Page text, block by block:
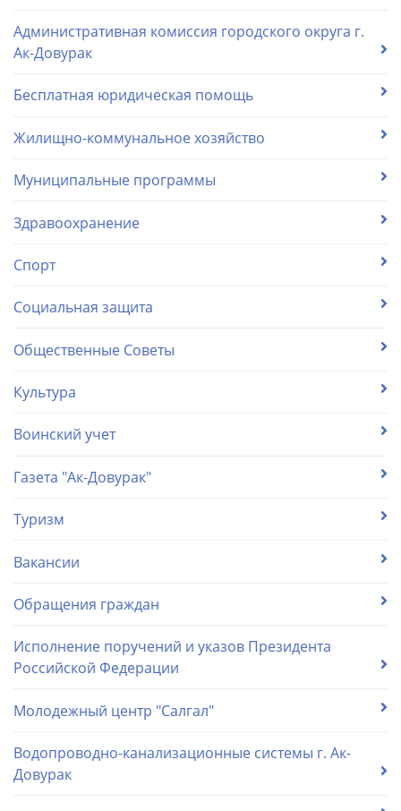
Административная комиссия городского округа г.
Ак-Довурак
Бесплатная юридическая помощь
Жилищно-коммунальное хозяйство
Муниципальные программы
Здравоохранение
Спорт
Социальная защита
Общественные Советы
Культура
Воинский учет
Газета "Ак-Довурак"
Туризм
Вакансии
Обращения граждан
Исполнение поручений и указов Президента
Российской Федерации
Молодежный центр "Салгал"
Водопроводно-канализационные системы г. Ак-
Довурак